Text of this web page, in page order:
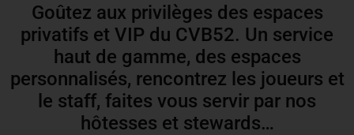
Goûtez aux privilèges des espaces
privatifs et VIP du CVB52. Un service
haut de gamme, des espaces
personnalisés, rencontrez les joueurs et
le staff, faites vous servir par nos
hôtesses et stewards…